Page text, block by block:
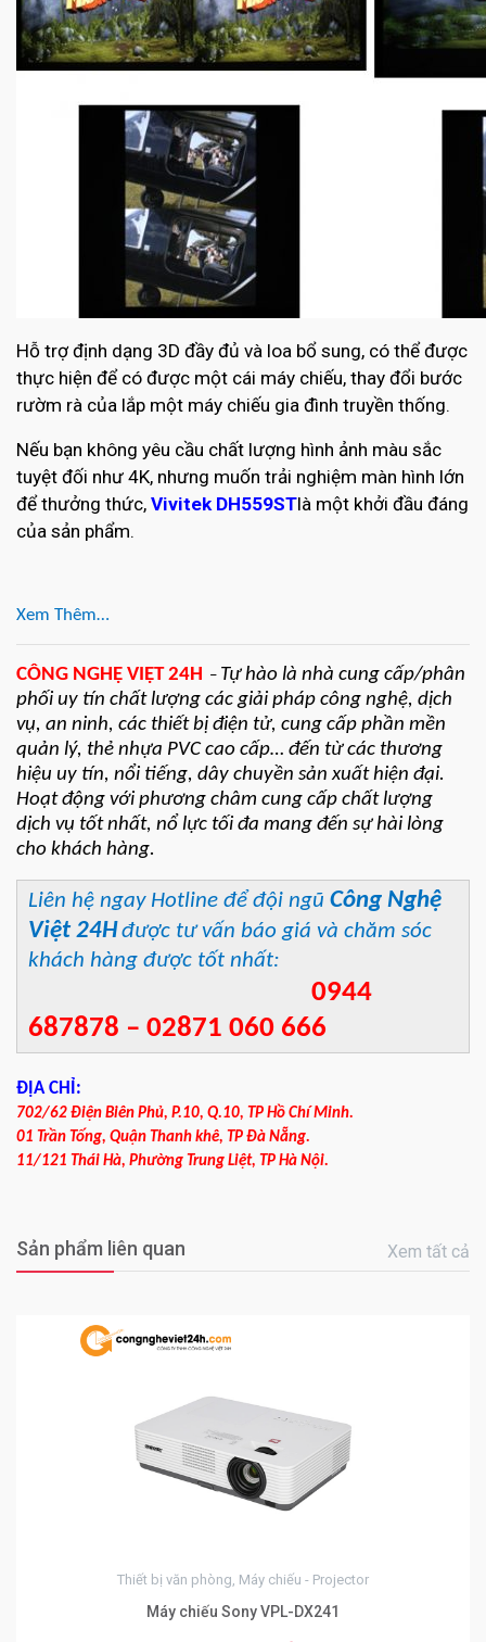
Hỗ trợ định dạng 3D đầy đủ và loa bổ sung, có thể được
thực hiện để có được một cái máy chiếu, thay đổi bước
rườm rà của lắp một máy chiếu gia đình truyền thống.
Nếu bạn không yêu cầu chất lượng hình ảnh màu sắc
tuyệt đối như 4K, nhưng muốn trải nghiệm màn hình lớn
để thưởng thức, Vivitek DH559STlà một khởi đầu đáng
của sản phẩm.
Xem Thêm…
CÔNG NGHỆ VIỆT 24H – Tự hào là nhà cung cấp/phân
phối uy tín chất lượng các giải pháp công nghệ, dịch
vụ, an ninh, các thiết bị điện tử, cung cấp phần mền
quản lý, thẻ nhựa PVC cao cấp… đến từ các thương
hiệu uy tín, nổi tiếng, dây chuyền sản xuất hiện đại.
Hoạt động với phương châm cung cấp chất lượng
dịch vụ tốt nhất, nổ lực tối đa mang đến sự hài lòng
cho khách hàng.
Liên hệ ngay Hotline để đội ngũ Công Nghệ
Việt 24Hđược tư vấn báo giá và chăm sóc
khách hàng được tốt nhất:
0944
687878 – 02871 060 666
ĐỊA CHỈ:
702/62 Điện Biên Phủ, P.10, Q.10, TP Hồ Chí Minh.
01 Trần Tống, Quận Thanh khê, TP Đà Nẵng.
11/121 Thái Hà, Phường Trung Liệt, TP Hà Nội.
Sản phẩm liên quan Xem tất cả
Thiết bị văn phòng, Máy chiếu - Projector
Máy chiếu Sony VPL-DX241